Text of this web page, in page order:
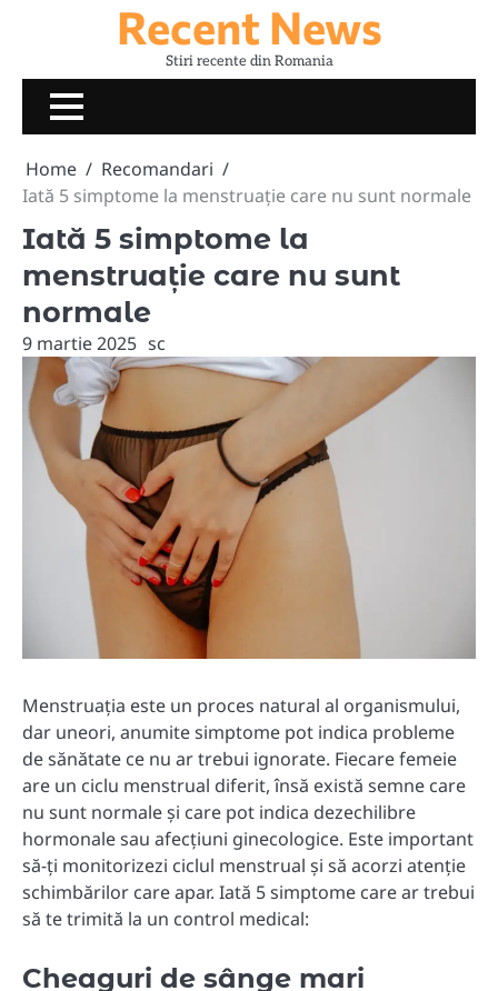
Recent News
Stiri recente din Romania
Home
Recomandari
Iată 5 simptome la menstruație care nu sunt normale
Iată 5 simptome la
menstruație care nu sunt
normale
9 martie 2025 sc
Menstruația este un proces natural al organismului,
dar uneori, anumite simptome pot indica probleme
de sănătate ce nu ar trebui ignorate. Fiecare femeie
are un ciclu menstrual diferit, însă există semne care
nu sunt normale și care pot indica dezechilibre
hormonale sau afecțiuni ginecologice. Este important
să-ți monitorizezi ciclul menstrual și să acorzi atenție
schimbărilor care apar. Iată 5 simptome care ar trebui
să te trimită la un control medical:
Cheaguri de sânge mari